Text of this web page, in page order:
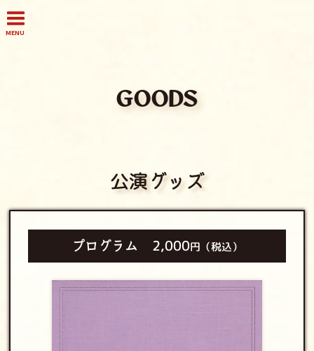
MENU
GOODS
公演グッズ
プログラム 2,000円（税込）